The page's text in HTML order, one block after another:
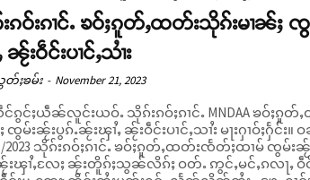
ၵဝ်းၵၢင်ႉ ၶဝ်ႈၵူတ်ႇထတ်းသိုၵ်းမၢၼ်ႈ ၸွ
ၼႂ်းဝဵင်းပၢင်ႇသၢႆး
တ်ႈၶမ်း - November 21, 2023
င်ၵွင်ႈယဵၼ်လူင်းယဝ်ႉ သိုၵ်းၵဝ်ႈၵၢင်ႉ MNDAA ၶဝ်ႈၵူ
မ်းၼႂ်းပွၵ်ႉၼႂ်းၾၢႆႇ ၼႂ်းဝဵင်းပၢင်ႇသၢႆး မႃးႁၢဝ်ႈႁႅင်း။ ဝၼ်းတီႈ
2023 သိုၵ်းၵဝ်ႈၵၢင်ႉ ၶဝ်ႈၵူတ်ႇထတ်းၸႅတ်ႈထၢမ် ၸွမ်းၼႂ်
းၾၢႆႇလႄႈ ၼႂ်းတိူၵ်ႈသွၼ်လိၵ်ႈ ဝတ်ႉ ဢွင်ႇမင်ႇၵလႃႇ ဝဵင်